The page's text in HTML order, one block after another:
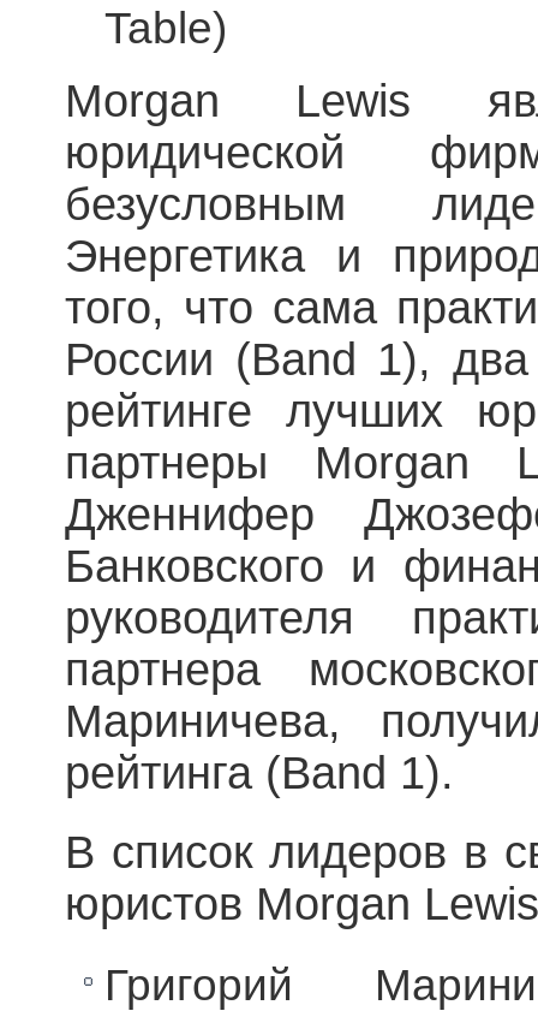
Table)
Morgan Lewis
юридической
безусловным
Энергетика и
того, что сама
России (Band 1),
рейтинге лучших
партнеры
Дженнифер
Банковского и
руководителя
партнера
Мариничева,
рейтинга (Band 1).
В список лидеров в
юристов Morgan
Григорий